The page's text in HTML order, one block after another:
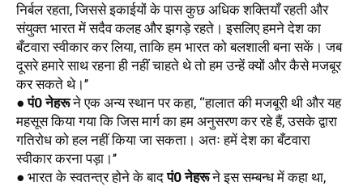
निर्बल रहता, जिससे इकाईयों के पास कुछ अधिक शक्तियाँ रहती और
संयुक्त भारत में सदैव कलह और झगड़े रहते। इसलिए हमने देश का
बँटवारा स्वीकार कर लिया, ताकि हम भारत को बलशाली बना सकें। जब
दूसरे हमारे साथ रहना ही नहीं चाहते थे तो हम उन्हें क्यों और कैसे मजबूर
कर सकते थे।’’
● पं0 नेहरू ने एक अन्य स्थान पर कहा, ‘‘हालात की मजबूरी थी और यह
महसूस किया गया कि जिस मार्ग का हम अनुसरण कर रहे हैं, उसके द्वारा
गतिरोध को हल नहीं किया जा सकता। अतः हमें देश का बँटवारा
स्वीकार करना पड़ा।’’
● भारत के स्वतन्त्र होने के बाद पं0 नेहरू ने इस सम्बन्ध में कहा था,